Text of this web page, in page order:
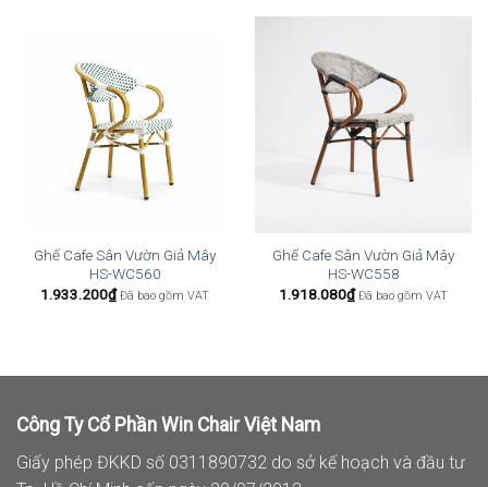
Ghế Cafe Sân Vườn Giả Mây
HS-WC560
1.933.200₫ Đã bao gồm VAT
Ghế Cafe Sân Vườn Giả Mây
HS-WC558
1.918.080₫ Đã bao gồm VAT
Công Ty Cổ Phần Win Chair Việt Nam
Giấy phép ĐKKD số 0311890732 do sở kế hoạch và đầu tư